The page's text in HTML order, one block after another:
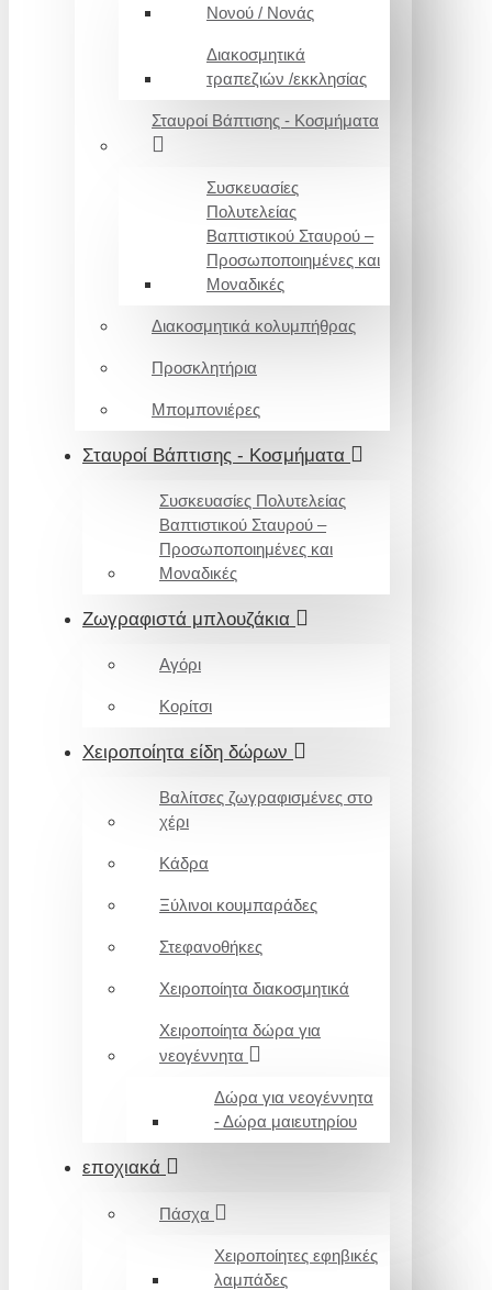
Νονού / Νονάς
Διακοσμητικά
τραπεζιών /εκκλησίας
Σταυροί Βάπτισης - Κοσμήματα
Συσκευασίες
Πολυτελείας
Βαπτιστικού Σταυρού –
Προσωποποιημένες και
Μοναδικές
Διακοσμητικά κολυμπήθρας
Προσκλητήρια
Μπομπονιέρες
Σταυροί Βάπτισης - Κοσμήματα
Συσκευασίες Πολυτελείας
Βαπτιστικού Σταυρού –
Προσωποποιημένες και
Μοναδικές
Ζωγραφιστά μπλουζάκια
Αγόρι
Κορίτσι
Χειροποίητα είδη δώρων
Βαλίτσες ζωγραφισμένες στο
χέρι
Κάδρα
Ξύλινοι κουμπαράδες
Στεφανοθήκες
Χειροποίητα διακοσμητικά
Χειροποίητα δώρα για
νεογέννητα
Δώρα για νεογέννητα
- Δώρα μαιευτηρίου
εποχιακά
Πάσχα
Χειροποίητες εφηβικές
λαμπάδες